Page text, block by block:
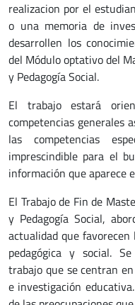
realizacion por el
o una memoria de
desarrollen los
del Módulo optativo del
y Pedagogía Social.
El trabajo estará
competencias generales
las competencias
imprescindible para el
información que aparece
El Trabajo de Fin de
y Pedagogía Social,
actualidad que
pedagógica y social.
trabajo que se centran
e investigación